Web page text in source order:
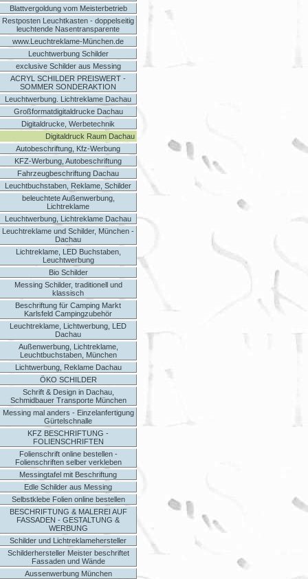
Blattvergoldung vom Meisterbetrieb
Restposten Leuchtkasten - doppelseitig
leuchtende Nasentransparente
www.Leuchtreklame-München.de
Leuchtwerbung Schilder
exclusive Schilder aus Messing
ACRYL SCHILDER PREISWERT -
SOMMER SONDERAKTION
Leuchtwerbung. Lichtreklame Dachau
Großformatdigitaldrucke Dachau
Digitaldrucke, Werbetechnik
Digitaldruck Raum Dachau
Autobeschriftung, Kfz-Werbung
KFZ-Werbung, Autobeschriftung
Fahrzeugbeschriftung Dachau
Leuchtbuchstaben, Reklame, Schilder
beleuchtete Außenwerbung,
Lichtreklame
Leuchtwerbung, Lichtreklame Dachau
Leuchtreklame und Schilder, München -
Dachau
Lichtreklame, LED Buchstaben,
Leuchtwerbung
Bio Schilder
Messing Schilder, traditionell und
klassisch
Beschriftung für Camping Markt
Karlsfeld Campingzubehör
Leuchtreklame, Lichtwerbung, LED
Dachau
Außenwerbung, Lichtreklame,
Leuchtbuchstaben, München
Lichtwerbung, Reklame Dachau
ÖKO SCHILDER
Schrift & Design in Dachau,
Schmidbauer Transporte München
Messing mal anders - Einzelanfertigung
Gürtelschnalle
KFZ BESCHRIFTUNG -
FOLIENSCHRIFTEN
Folienschrift online bestellen -
Folienschriften selber verkleben
Messingtafel mit Beschriftung
Edle Schilder aus Messing
Selbstklebe Folien online bestellen
BESCHRIFTUNG & MALEREI AUF
FASSADEN - GESTALTUNG &
WERBUNG
Schilder und Lichtreklamehersteller
Schilderhersteller Meister beschriftet
Fassaden und Wände
Aussenwerbung München